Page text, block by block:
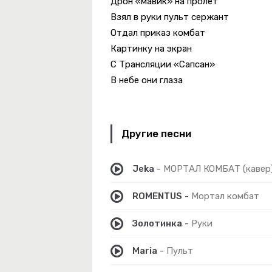
Взял в руки пульт сержант
Отдал приказ комбат
Картинку на экран
С Трансляции «Сапсан»
В небе они глаза
Другие песни
Jeka - МОРТАЛ КОМБАТ
ROMENTUS - Мортал комбат
Золотинка - Руки
Maria - Пульт